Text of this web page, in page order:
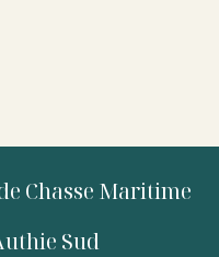
Chasse Maritime
Sud